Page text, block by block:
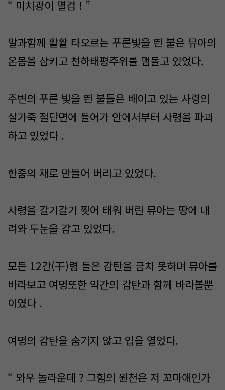
“ 미치광이 멸검 ! ”
말과함께 활활 타오르는 푸른빛을 띈 불은 뮤아의
온몸을 삼키고 천하태평주위를 맴돌고 있었다.
주변의 푸른 빛을 띈 불들은 배이고 있는 사령의
살가죽 절단면에 들어가 안에서부터 사령을 파괴
하고 있었다 .
한줌의 재로 만들어 버리고 있었다.
사령을 갈기갈기 찢어 태워 버린 뮤아는 땅에 내
려와 두눈을 감고 있었다.
모든 12간(干)령 들은 감탄을 금치 못하며 뮤아를
바라보고 여명또한 약간의 감탄과 함께 바라볼뿐
이였다 .
여명의 감탄을 숨기지 않고 입을 열었다.
“ 와우 놀라운데 ? 그힘의 원천은 저 꼬마애인가